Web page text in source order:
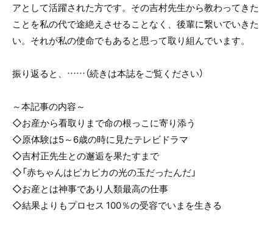
アとして活躍された方です。その吉村先生から教わってきた
ことを私の代で途絶えさせることなく、後輩に繋いでいきた
い。それが私の使命でもあると思って取り組んでいます。
振り返ると、……（続きは本誌をご覧ください）
～本記事の内容～
◇お産から看取りまで命の根っこに寄り添う
◇原体験は5～6歳の時に見たテレビドラマ
◇吉村正先生との邂逅を果たすまで
◇「赤ちゃんはピカピカの光の玉だったんだ」
◇お産とは神事であり人類最高の仕事
◇結果よりもプロセス 100％の受容でいまを生きる